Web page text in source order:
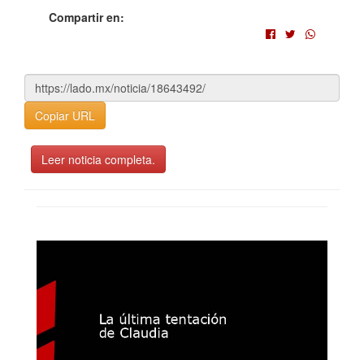
Compartir en:
Copiar URL
Leer noticia completa.